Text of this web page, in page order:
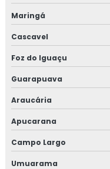
Maringá
Cascavel
Foz do Iguaçu
Guarapuava
Araucária
Apucarana
Campo Largo
Umuarama